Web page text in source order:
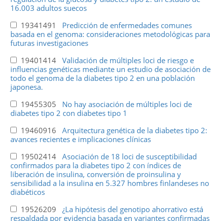
16.003 adultos suecos
19341491 Predicción de enfermedades comunes
basada en el genoma: consideraciones metodológicas para
futuras investigaciones
19401414 Validación de múltiples loci de riesgo e
influencias genéticas mediante un estudio de asociación de
todo el genoma de la diabetes tipo 2 en una población
japonesa.
19455305 No hay asociación de múltiples loci de
diabetes tipo 2 con diabetes tipo 1
19460916 Arquitectura genética de la diabetes tipo 2:
avances recientes e implicaciones clínicas
19502414 Asociación de 18 loci de susceptibilidad
confirmados para la diabetes tipo 2 con índices de
liberación de insulina, conversión de proinsulina y
sensibilidad a la insulina en 5.327 hombres finlandeses no
diabéticos
19526209 ¿La hipótesis del genotipo ahorrativo está
respaldada por evidencia basada en variantes confirmadas